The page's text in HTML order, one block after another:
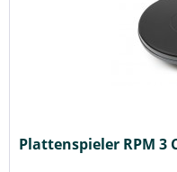
Plattenspieler RPM 3